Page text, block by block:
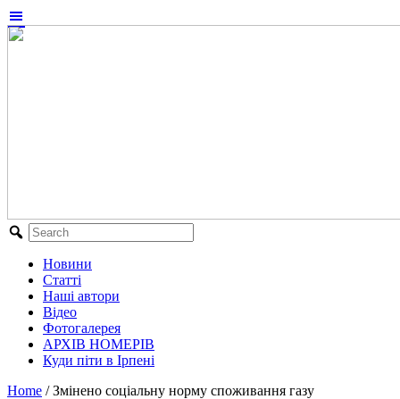
Новини
Статті
Наші автори
Відео
Фотогалерея
АРХІВ НОМЕРІВ
Куди піти в Ірпені
Home / Змінено соціальну норму споживання газу